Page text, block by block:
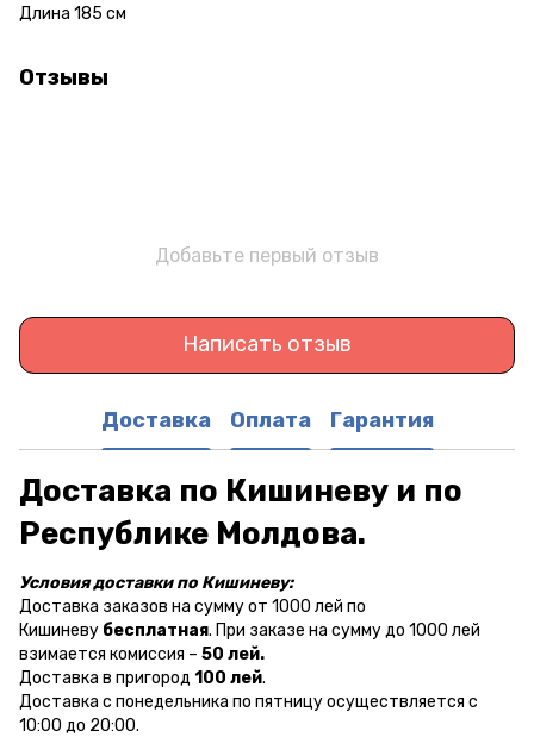
Длина 185 см
Отзывы
Добавьте первый отзыв
Написать отзыв
Доставка Оплата Гарантия
Доставка по Кишиневу и по
Республике Молдова.
Условия доставки по Кишиневу:
Доставка заказов на сумму от 1000 лей по
Кишиневу бесплатная. При заказе на сумму до 1000 лей
взимается комиссия – 50 лей.
Доставка в пригород 100 лей.
Доставка с понедельника по пятницу осуществляется с
10:00 до 20:00.